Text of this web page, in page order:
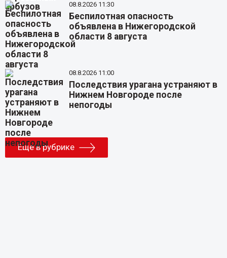
08.8.2026 11:30
Беспилотная опасность
объявлена в Нижегородской
области 8 августа
08.8.2026 11:00
Последствия урагана устраняют в
Нижнем Новгороде после
непогоды
Еще в рубрике